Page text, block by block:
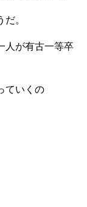
。
人が有古一等卒
ていくの